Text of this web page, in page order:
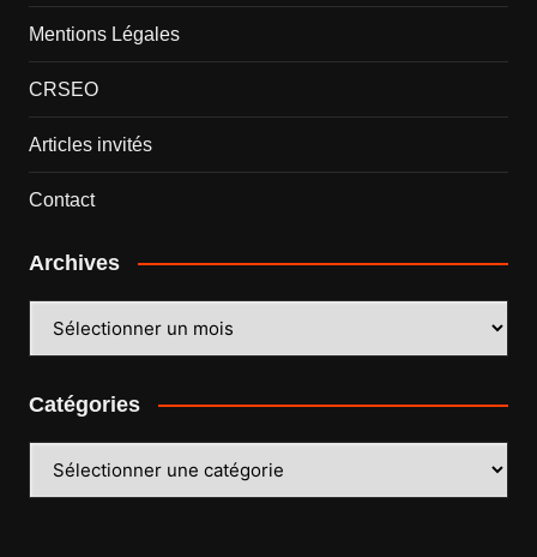
Mentions Légales
CRSEO
Articles invités
Contact
Archives
Catégories